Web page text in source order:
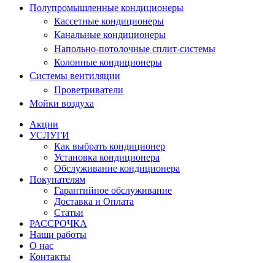
Полупромышленные кондиционеры
Кассетные кондиционеры
Канальные кондиционеры
Напольно-потолочные сплит-системы
Колонные кондиционеры
Системы вентиляции
Проветриватели
Мойки воздуха
Акции
УСЛУГИ
Как выбрать кондиционер
Установка кондиционера
Обслуживание кондиционера
Покупателям
Гарантийное обслуживание
Доставка и Оплата
Статьи
РАССРОЧКА
Наши работы
О нас
Контакты